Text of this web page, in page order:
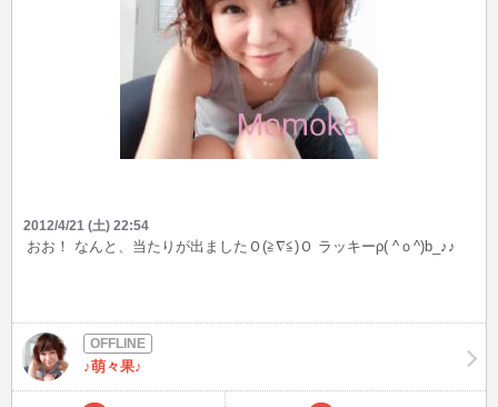
2012/4/21 (土) 22:54
おお！ なんと、当たりが出ましたＯ(≧∇≦)Ｏ ラッキーρ( ^ｏ^)b_♪♪
♪萌々果♪